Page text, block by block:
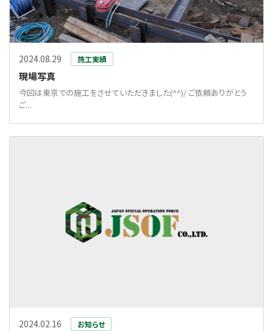
2024.08.29 施工実績
現場写真
今回は東京での施工をさせていただきました(^^)/ ご依頼ありがとう
ご...
2024.02.16 お知らせ